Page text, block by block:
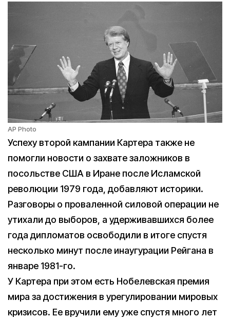
AP Photo
Успеху второй кампании Картера также не
помогли новости о захвате заложников в
посольстве США в Иране после Исламской
революции 1979 года, добавляют историки.
Разговоры о проваленной силовой операции не
утихали до выборов, а удерживавшихся более
года дипломатов освободили в итоге спустя
несколько минут после инаугурации Рейгана в
январе 1981-го.
У Картера при этом есть Нобелевская премия
мира за достижения в урегулировании мировых
кризисов. Ее вручили ему уже спустя много лет